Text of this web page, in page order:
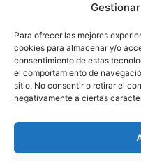
Para ofrecer las mejores
cookies para almacenar y/o
consentimiento de estas
el comportamiento de
sitio. No consentir o retirar el
negativamente a ciertas